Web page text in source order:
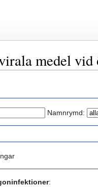
medel vid
Namnrymd:
: